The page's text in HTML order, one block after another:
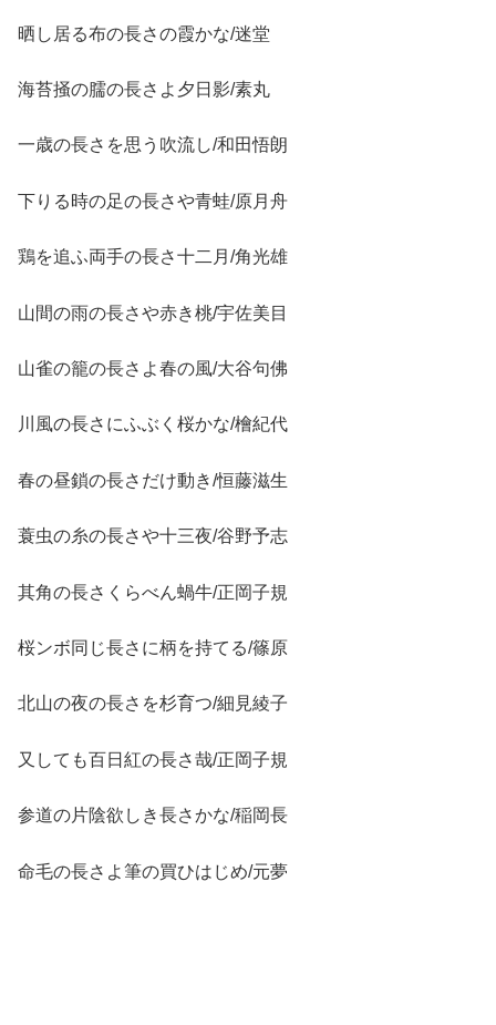
晒し居る布の長さの霞かな/迷堂
海苔掻の臑の長さよ夕日影/素丸
一歳の長さを思う吹流し/和田悟朗
下りる時の足の長さや青蛙/原月舟
鶏を追ふ両手の長さ十二月/角光雄
山間の雨の長さや赤き桃/宇佐美目
山雀の籠の長さよ春の風/大谷句佛
川風の長さにふぶく桜かな/檜紀代
春の昼鎖の長さだけ動き/恒藤滋生
蓑虫の糸の長さや十三夜/谷野予志
其角の長さくらべん蝸牛/正岡子規
桜ンボ同じ長さに柄を持てる/篠原
北山の夜の長さを杉育つ/細見綾子
又しても百日紅の長さ哉/正岡子規
参道の片陰欲しき長さかな/稲岡長
命毛の長さよ筆の買ひはじめ/元夢